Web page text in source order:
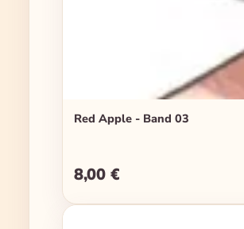
Red Apple - Band 03
Regulärer Preis:
8,00 €